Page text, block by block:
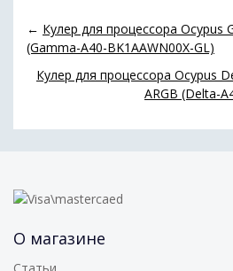
← Кулер для процессора Ocypus
(Gamma-A40-BK1AAWN00X-GL)
Кулер для процессора Ocypus
ARGB (Delta-
О магазине